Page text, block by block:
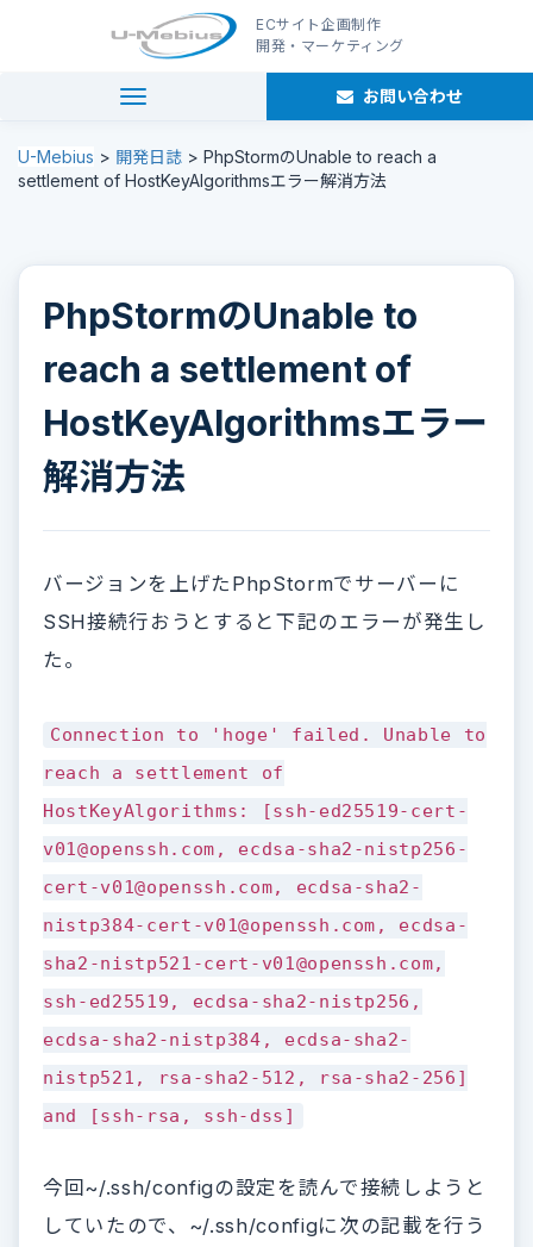
ECサイト企画制作
開発・マーケティング
navigation お問い合わせ
U-Mebius > 開発日誌 > PhpStormのUnable to reach a
settlement of HostKeyAlgorithmsエラー解消方法
PhpStormのUnable to
reach a settlement of
HostKeyAlgorithmsエラー
解消方法
バージョンを上げたPhpStormでサーバーに
SSH接続行おうとすると下記のエラーが発生し
た。
Connection to 'hoge' failed. Unable to
reach a settlement of
HostKeyAlgorithms: [ssh-ed25519-cert-
v01@openssh.com, ecdsa-sha2-nistp256-
cert-v01@openssh.com, ecdsa-sha2-
nistp384-cert-v01@openssh.com, ecdsa-
sha2-nistp521-cert-v01@openssh.com,
ssh-ed25519, ecdsa-sha2-nistp256,
ecdsa-sha2-nistp384, ecdsa-sha2-
nistp521, rsa-sha2-512, rsa-sha2-256]
and [ssh-rsa, ssh-dss]
今回~/.ssh/configの設定を読んで接続しようと
していたので、~/.ssh/configに次の記載を行う